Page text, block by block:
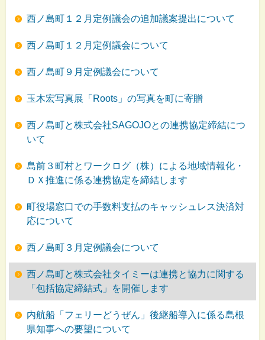
西ノ島町１２月定例議会の追加議案提出について
西ノ島町１２月定例議会について
西ノ島町９月定例議会について
玉木宏写真展「Roots」の写真を町に寄贈
西ノ島町と株式会社SAGOJOとの連携協定締結につ
いて
島前３町村とワークログ（株）による地域情報化・
ＤＸ推進に係る連携協定を締結します
町役場窓口での手数料支払のキャッシュレス決済対
応について
西ノ島町３月定例議会について
西ノ島町と株式会社タイミーは連携と協力に関する
「包括協定締結式」を開催します
内航船「フェリーどうぜん」後継船導入に係る島根
県知事への要望について